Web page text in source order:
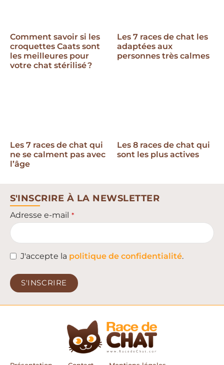
Comment savoir si les
croquettes Caats sont
les meilleures pour
votre chat stérilisé ?
Les 7 races de chat les
adaptées aux
personnes très calmes
Les 7 races de chat qui
ne se calment pas avec
l’âge
Les 8 races de chat qui
sont les plus actives
S'INSCRIRE À LA NEWSLETTER
Adresse e-mail *
J'accepte la politique de confidentialité.
S'INSCRIRE
This